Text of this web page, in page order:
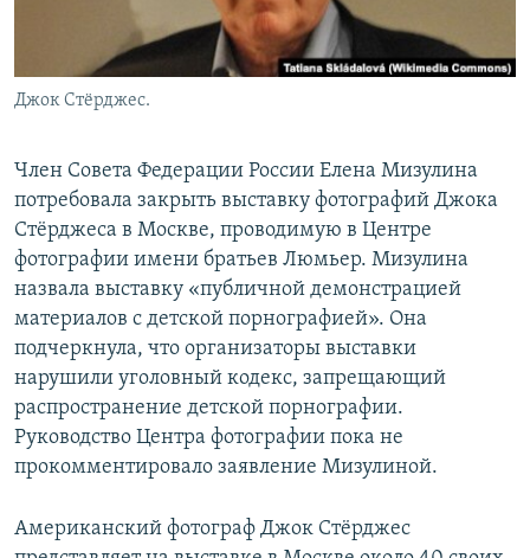
Джок Стёрджес.
Член Совета Федерации России Елена Мизулина
потребовала закрыть выставку фотографий Джока
Стёрджеса в Москве, проводимую в Центре
фотографии имени братьев Люмьер. Мизулина
назвала выставку «публичной демонстрацией
материалов с детской порнографией». Она
подчеркнула, что организаторы выставки
нарушили уголовный кодекс, запрещающий
распространение детской порнографии.
Руководство Центра фотографии пока не
прокомментировало заявление Мизулиной.
Американский фотограф Джок Стёрджес